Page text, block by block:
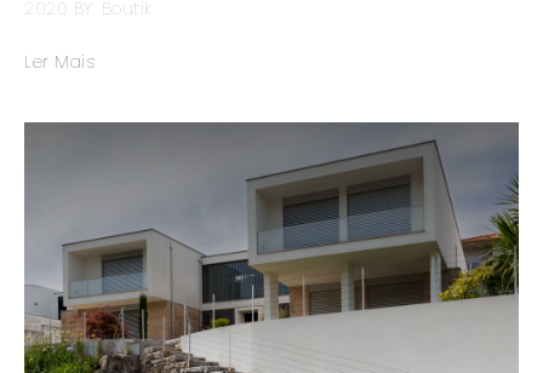
2020
BY: Boutik
Ler Mais